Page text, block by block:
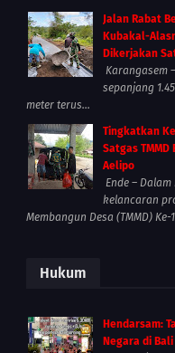
Jalan Rabat
Kubakal-
Dikerjakan
Karangasem
sepanjang
meter terus...
Tingkatkan
Satgas TMMD
Aelipo
Ende –
kelancaran
Membangun Desa (TMMD) Ke-
Hukum
Hendarsam:
Negara di Bali